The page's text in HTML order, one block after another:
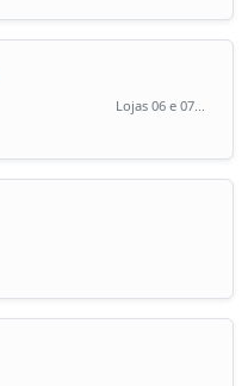
Lojas 06 e 07...